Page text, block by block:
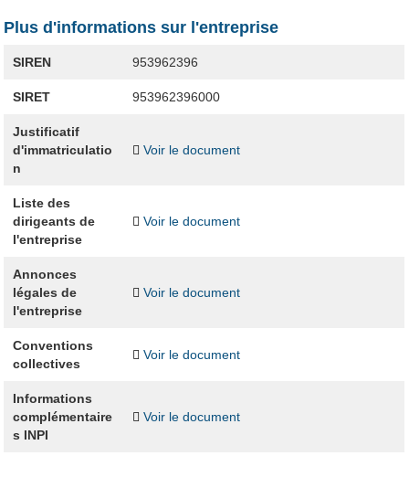
Plus d'informations sur l'entreprise
SIREN 953962396
SIRET 953962396000
Justificatif
d'immatriculatio
n
Voir le document
Liste des
dirigeants de
l'entreprise
Voir le document
Annonces
légales de
l'entreprise
Voir le document
Conventions
collectives
Voir le document
Informations
complémentaire
s INPI
Voir le document